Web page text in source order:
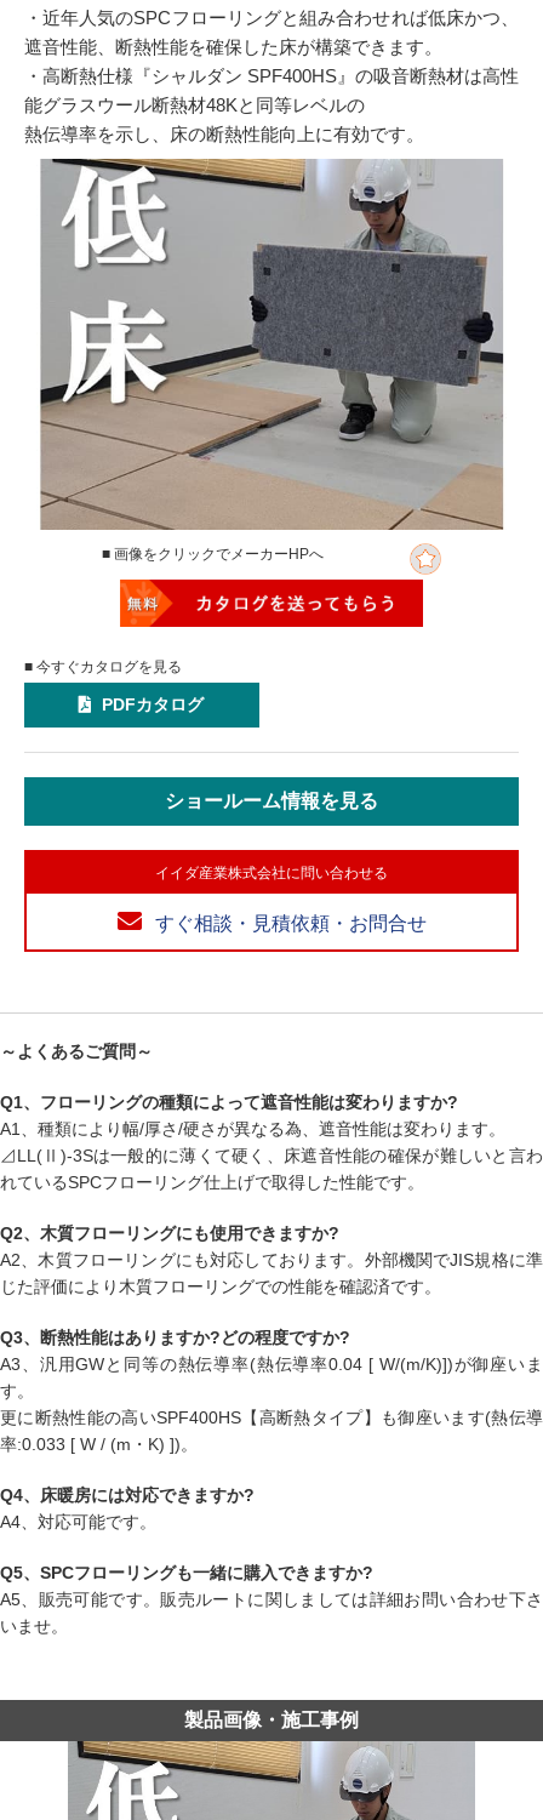
・近年人気のSPCフローリングと組み合わせれば低床かつ、
遮音性能、断熱性能を確保した床が構築できます。
・高断熱仕様『シャルダン SPF400HS』の吸音断熱材は高性
能グラスウール断熱材48Kと同等レベルの
熱伝導率を示し、床の断熱性能向上に有効です。
■ 画像をクリックでメーカーHPへ
■ 今すぐカタログを見る
PDFカタログ
ショールーム情報を見る
イイダ産業株式会社に問い合わせる
すぐ相談・見積依頼・お問合せ
～よくあるご質問～
Q1、フローリングの種類によって遮音性能は変わりますか?
A1、種類により幅/厚さ/硬さが異なる為、遮音性能は変わります。
⊿LL(Ⅱ)-3Sは一般的に薄くて硬く、床遮音性能の確保が難しいと言わ
れているSPCフローリング仕上げで取得した性能です。
Q2、木質フローリングにも使用できますか?
A2、木質フローリングにも対応しております。外部機関でJIS規格に準
じた評価により木質フローリングでの性能を確認済です。
Q3、断熱性能はありますか?どの程度ですか?
A3、汎用GWと同等の熱伝導率(熱伝導率0.04 [ W/(m/K)])が御座いま
す。
更に断熱性能の高いSPF400HS【高断熱タイプ】も御座います(熱伝導
率:0.033 [ W / (m・K) ])。
Q4、床暖房には対応できますか?
A4、対応可能です。
Q5、SPCフローリングも一緒に購入できますか?
A5、販売可能です。販売ルートに関しましては詳細お問い合わせ下さ
いませ。
製品画像・施工事例